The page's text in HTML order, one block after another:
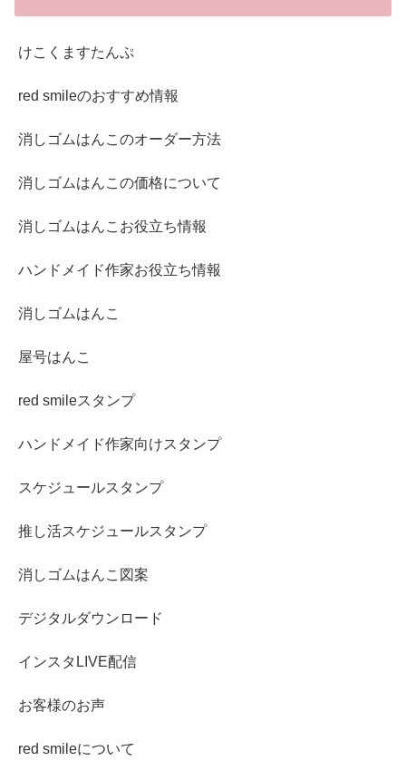
けこくますたんぷ
red smileのおすすめ情報
消しゴムはんこのオーダー方法
消しゴムはんこの価格について
消しゴムはんこお役立ち情報
ハンドメイド作家お役立ち情報
消しゴムはんこ
屋号はんこ
red smileスタンプ
ハンドメイド作家向けスタンプ
スケジュールスタンプ
推し活スケジュールスタンプ
消しゴムはんこ図案
デジタルダウンロード
インスタLIVE配信
お客様のお声
red smileについて